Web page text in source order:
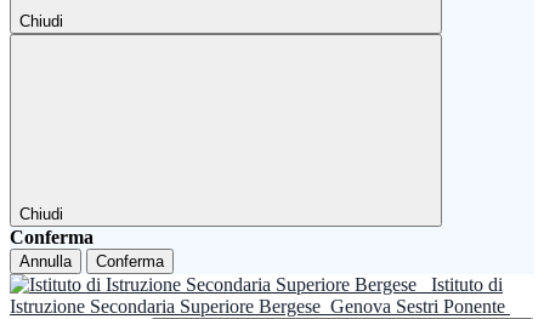
Chiudi
Chiudi
Conferma
Annulla Conferma
Istituto di
Istruzione Secondaria Superiore Bergese Genova Sestri Ponente